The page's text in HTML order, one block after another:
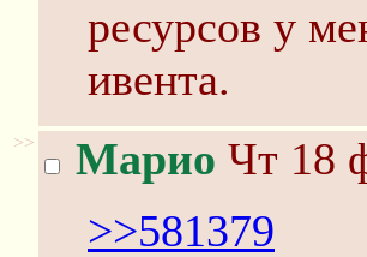
ресурсов у
ивента.
>> Марио Чт 18
>>581379